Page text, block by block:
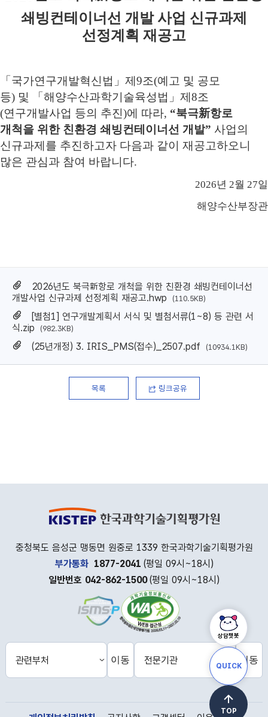
쇄빙컨테이너선 개발 사업 신규과제
선정계획 재공고
「 국가연구개발혁신법 」 제 9조(예고 및 공모
등) 및 「 해양수산과학기술육성법 」 제 8조
(연구개발사업 등의 추진)에 따라, “북극新항로
개척을 위한 친환경 쇄빙컨테이너선 개발” 사업의
신규과제를 추진하고자 다음과 같이 재공고하오니
많은 관심과 참여 바랍니다.
2026년 2월 27일
해양수산부장관
2026년도 북극新항로 개척을 위한 친환경 쇄빙컨테이너선
개발사업 신규과제 선정계획 재공고.hwp
(110.5KB)
[별첨1] 연구개발계획서 서식 및 별첨서류(1~8) 등 관련 서
식.zip
(982.3KB)
(25년개정) 3. IRIS_PMS(접수)_2507.pdf (10934.1KB)
목록 링크공유
상담챗봇
QUICK
TOP
충청북도 음성군 맹동면 원중로 1339 한국과학기술기획평가원
부가통화 1877-2041 (평일 09시~18시)
일반번호 042-862-1500 (평일 09시~18시)
부
이동
기
이동